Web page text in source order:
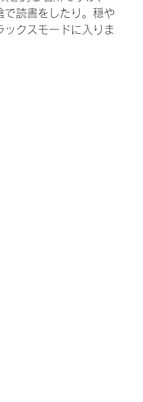
で読書をしたり。穏や
クスモードに入りま